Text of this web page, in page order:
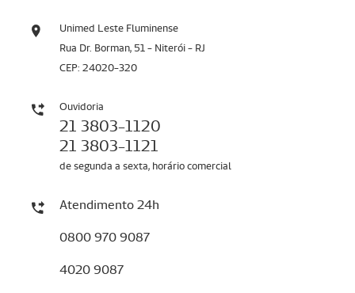
Unimed Leste Fluminense
Rua Dr. Borman, 51 - Niterói - RJ
CEP: 24020-320
Ouvidoria
21 3803-1120
21 3803-1121
de segunda a sexta, horário comercial
Atendimento 24h
0800 970 9087
4020 9087